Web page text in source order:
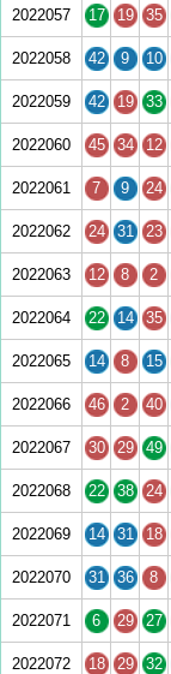
2022057 17 19 35
2022058 42 9 10
2022059 42 19 33
2022060 45 34 12
2022061 7 9 24
2022062 24 31 23
2022063 12 8 2
2022064 22 14 35
2022065 14 8 15
2022066 46 2 40
2022067 30 29 49
2022068 22 38 24
2022069 14 31 18
2022070 31 36 8
2022071 6 29 27
2022072 18 29 32